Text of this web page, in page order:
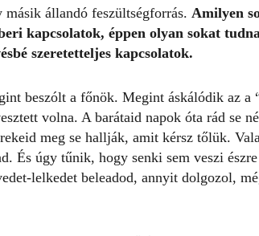
másik állandó feszültségforrás. Amilyen
kapcsolatok, éppen olyan sokat
szeretetteljes kapcsolatok.
beszólt a főnök. Megint áskálódik az a
volna. A barátaid napok óta rád se
meg se hallják, amit kérsz tőlük.
És úgy tűnik, hogy senki sem veszi
lelkedet beleadod, annyit dolgozol,